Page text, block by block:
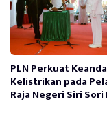
PLN Perkuat
Kelistrikan pada
Raja Negeri Siri Sori